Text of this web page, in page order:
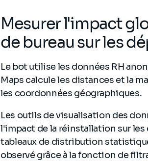
Mesurer l'impact
de bureau sur les
Le bot utilise les données RH
Maps calcule les distances et la
les coordonnées géographiques.
Les outils de visualisation des
l'impact de la réinstallation sur
tableaux de distribution
observé grâce à la fonction de